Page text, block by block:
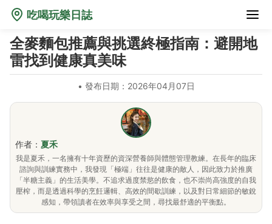
吃喝玩樂日誌
全麥麵包推薦與挑選終極指南：避開地
雷找到健康真美味
• 發布日期：2026年04月07日
作者： 夏禾
我是夏禾，一名擁有十年資歷的資深營養師與體態管理教練。在長年的臨床
諮詢與訓練實務中，我發現「極端」往往是健康的敵人，因此致力於推廣
「半糖主義」的生活美學。不追求過度禁慾的飲食，也不崇尚高強度的自我
壓榨，而是透過科學的烹飪邏輯、高效的間歇訓練，以及對日常細節的敏銳
感知，帶領讀者在效率與享受之間，尋找最舒適的平衡點。